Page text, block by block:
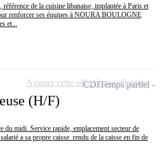
de la cuisine libanaise, implantée à Paris et
renforcer ses équipes à NOURA BOULOGNE
et...
(H/F)
du midi. Service rapide, emplacement secteur de
a sa propre caisse. rendu de la caisse en fin de
CDITemps partiel
Ajouter cette offre à ma sélection